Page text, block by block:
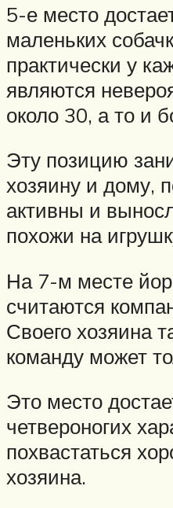
5-е место
маленьких
практически у
являются
около 30, а то и
Эту позицию
хозяину и дому,
активны и
похожи на
На 7-м месте
считаются
Своего хозяина
команду может
Это место
четвероногих
похвастаться
хозяина.